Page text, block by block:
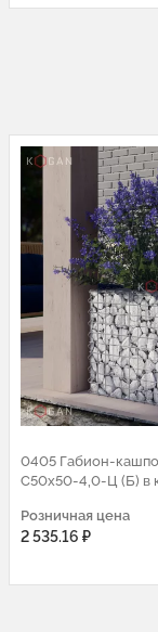
0405 Габион-
С50х50-4,0-Ц (Б) в
Розничная цена
2 535.16 ₽